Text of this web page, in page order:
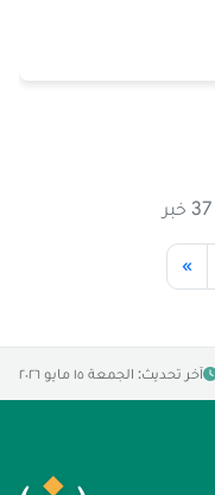
»
آخر تحديث: الجمعة ١٥ مايو ٢٠٢٦